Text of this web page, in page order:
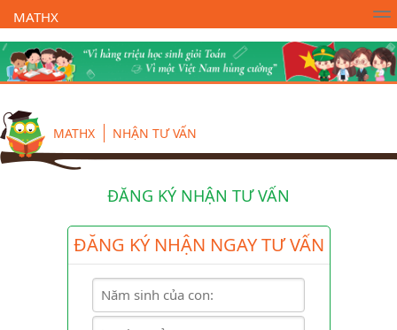
MATHX
Trường Toán Online MATHX Học toán - Lớp 1
MATHX NHẬN TƯ VẤN
ĐĂNG KÝ NHẬN TƯ VẤN
ĐĂNG KÝ NHẬN NGAY TƯ VẤN